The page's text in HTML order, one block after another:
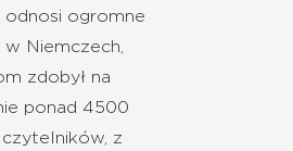
odnosi ogromne
w Niemczech,
zdobył na
ponad 4500
czytelników, z